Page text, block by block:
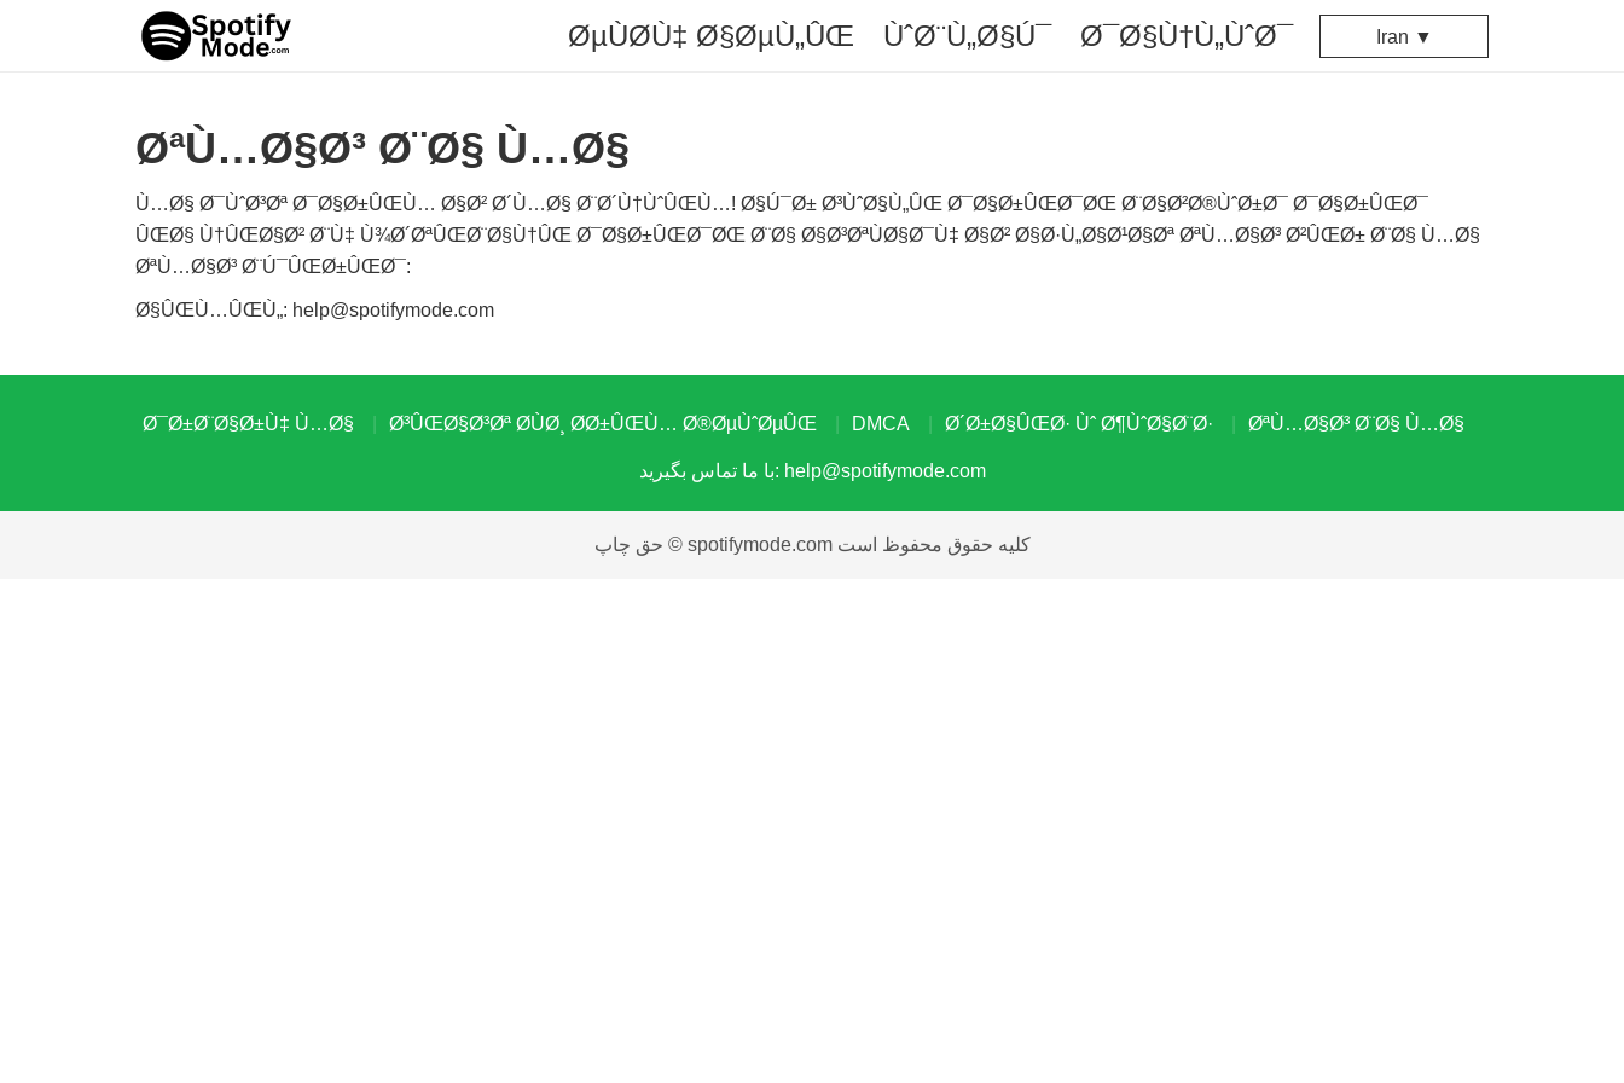
ØµÙØ­Ù‡ Ø§ØµÙ„ÛŒ ÙˆØ¨Ù„Ø§Ú¯ Ø¯Ø§Ù†Ù„ÙˆØ¯ Iran ▼
ØªÙ…Ø§Ø³ Ø¨Ø§ Ù…Ø§
Ù…Ø§ Ø¯ÙˆØ³Øª Ø¯Ø§Ø±ÛŒÙ… Ø§Ø² Ø´Ù…Ø§ Ø¨Ø´Ù†ÙˆÛŒÙ…! Ø§Ú¯Ø± Ø³ÙˆØ§Ù„ÛŒ Ø¯Ø§Ø±ÛŒØ¯ØŒ Ø¨Ø§Ø²Ø®ÙˆØ±Ø¯ Ø¯Ø§Ø±ÛŒØ¯
ÛŒØ§ Ù†ÛŒØ§Ø² Ø¨Ù‡ Ù¾Ø´ØªÛŒØ¨Ø§Ù†ÛŒ Ø¯Ø§Ø±ÛŒØ¯ØŒ Ø¨Ø§ Ø§Ø³ØªÙØ§Ø¯Ù‡ Ø§Ø² Ø§Ø·Ù„Ø§Ø¹Ø§Øª ØªÙ…Ø§Ø³ Ø²ÛŒØ± Ø¨Ø§ Ù…Ø§
ØªÙ…Ø§Ø³ Ø¨Ú¯ÛŒØ±ÛŒØ¯:
Ø§ÛŒÙ…ÛŒÙ„: help@spotifymode.com
Ø¯Ø±Ø¨Ø§Ø±Ù‡ Ù…Ø§ Ø³ÛŒØ§Ø³Øª Ø­ÙØ¸ Ø­Ø±ÛŒÙ… Ø®ØµÙˆØµÛŒ DMCA Ø´Ø±Ø§ÛŒØ· Ùˆ Ø¶ÙˆØ§Ø¨Ø· ØªÙ…Ø§Ø³ Ø¨Ø§ Ù…Ø§
با ما تماس بگیرید: help@spotifymode.com
حق چاپ © spotifymode.com کلیه حقوق محفوظ است